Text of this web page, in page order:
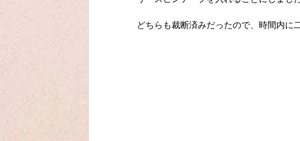
どちらも裁断済みだったので、時間内に